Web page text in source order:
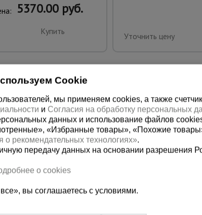
5370.00 руб.
Купить Уточнить цену
+7 (938) 992-1-992
Заказать звонок
Cookie
мы применяем cookies, а также
и Согласия на обработку персональных
данных и использование файлов
«Избранные товары», «Похожие
о рекомендательных технологиях».
передачу данных на основании разрешения
о cookies
вы соглашаетесь с условиями.